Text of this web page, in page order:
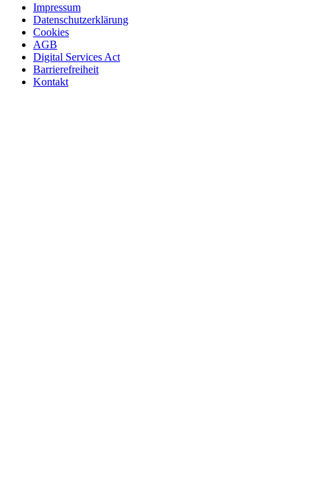
Impressum
Datenschutzerklärung
Cookies
AGB
Digital Services Act
Barrierefreiheit
Kontakt